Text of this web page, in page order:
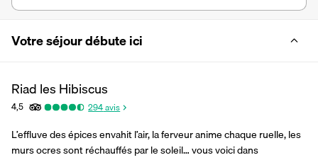
Votre séjour débute ici
Riad les Hibiscus
4,5 294avis
L’effluve des épices envahit l’air, la ferveur anime chaque ruelle, les
murs ocres sont réchauffés par le soleil… vous voici dans